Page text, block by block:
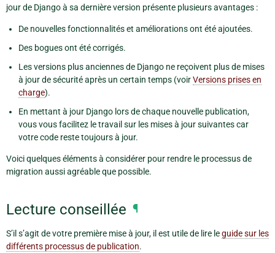
jour de Django à sa dernière version présente plusieurs avantages :
De nouvelles fonctionnalités et améliorations ont été ajoutées.
Des bogues ont été corrigés.
Les versions plus anciennes de Django ne reçoivent plus de mises
à jour de sécurité après un certain temps (voirVersions prises en
charge).
En mettant à jour Django lors de chaque nouvelle publication,
vous vous facilitez le travail sur les mises à jour suivantes car
votre code reste toujours à jour.
Voici quelques éléments à considérer pour rendre le processus de
migration aussi agréable que possible.
Lecture conseillée ¶
S’il s’agit de votre première mise à jour, il est utile de lire leguide sur les
différents processus de publication.